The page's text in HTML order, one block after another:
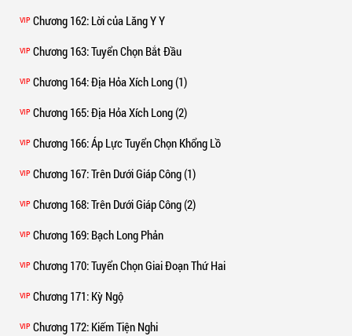
VIP Chương 162: Lời của Lăng Y Y
VIP Chương 163: Tuyển Chọn Bắt Đầu
VIP Chương 164: Địa Hỏa Xích Long (1)
VIP Chương 165: Địa Hỏa Xích Long (2)
VIP Chương 166: Áp Lực Tuyển Chọn Khổng Lồ
VIP Chương 167: Trên Dưới Giáp Công (1)
VIP Chương 168: Trên Dưới Giáp Công (2)
VIP Chương 169: Bạch Long Phản
VIP Chương 170: Tuyển Chọn Giai Đoạn Thứ Hai
VIP Chương 171: Kỳ Ngộ
VIP Chương 172: Kiếm Tiện Nghi